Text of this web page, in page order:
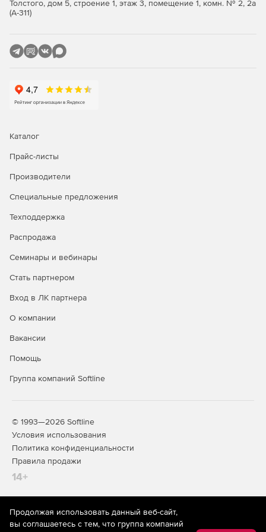
Поддержка всех основных реляционных баз данных
Утилита FlexText для синтаксического анализа
плоских файлов.
IDoc и IATA PADIS EDI (зависит от редакции).
Генерация кода XSLT 1.0/2.0 и XQuery (Professional и
промежуточные переменные.
Мощные функции сортировки ввода баз данных и
других структурированных данных.
Визуальное построение функций.
Генерация кода Java, C# и C++ (Professional и
Enterprise).
Создание и чтение файлов JSON (Enterprise).
Автоматизация за счет средств управления C# или
JAVA API, ActiveX или командной строки.
Интеграция с StyleVision для рендера результатов
(Professional и Enterprise).
32- и 64-разрядные версии.
Поддержка таксономии US GAAP 2014 XBRL
(Enterprise).
Толстого, дом 5, строение 1, этаж 3, помещение 1, комн. № 2, 2а
(А-311)
Каталог
Прайс-листы
Производители
Специальные предложения
Техподдержка
Распродажа
Семинары и вебинары
Стать партнером
Вход в ЛК партнера
О компании
Вакансии
Помощь
Группа компаний Softline
© 1993—2026 Softline
Условия использования
Политика конфиденциальности
Правила продажи
14+
На информационном ресурсе store.softline.ru применяются
рекомендательные технологии(информационные технологии
Продолжая использовать данный веб-сайт,
вы соглашаетесь с тем, что группа компаний